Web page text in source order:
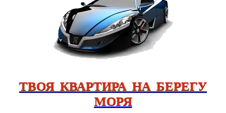
ТВОЯ КВАРТИРА НА БЕРЕГУ
МОРЯ